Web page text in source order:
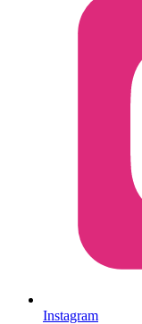
Instagram